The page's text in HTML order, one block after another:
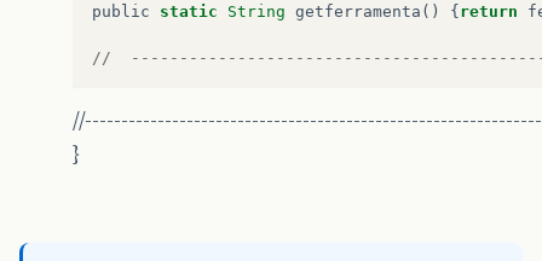
public static String getferramenta () {return
//
}